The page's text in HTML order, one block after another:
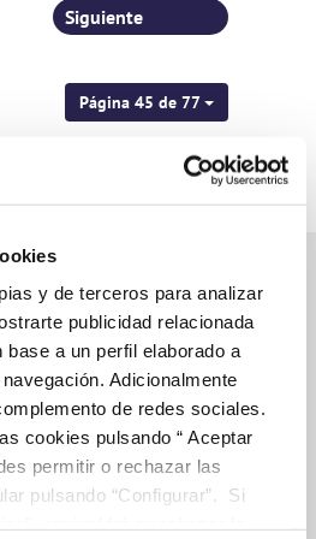
y de terceros para analizar
publicidad relacionada
a un perfil elaborado a
Adicionalmente
de redes sociales.
cookies pulsando “ Aceptar
permitir o rechazar las
pulsando “Configurar”. Si
Página 45 de 77
Siguiente